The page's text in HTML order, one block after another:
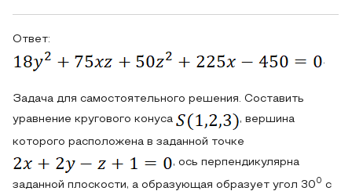
Ответ:
Задача для самостоятельного решения. Составить
уравнение кругового конуса , вершина
которого расположена в заданной точке
, ось перпендикулярна
заданной плоскости, а образующая образует угол 30 0 с